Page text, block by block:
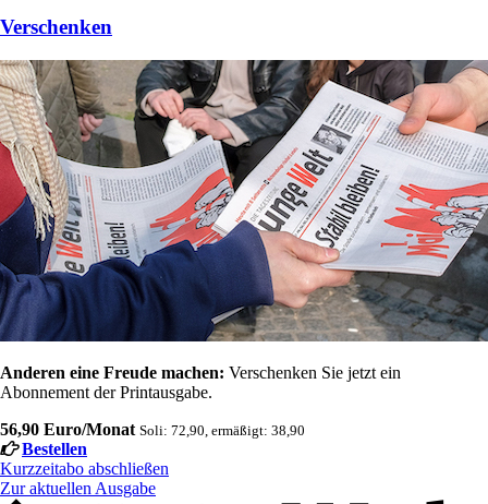
Verschenken
Anderen eine Freude machen: Verschenken Sie jetzt ein
Abonnement der Printausgabe.
56,90 Euro/Monat Soli: 72,90, ermäßigt: 38,90
Bestellen
Kurzzeitabo abschließen
Zur aktuellen Ausgabe